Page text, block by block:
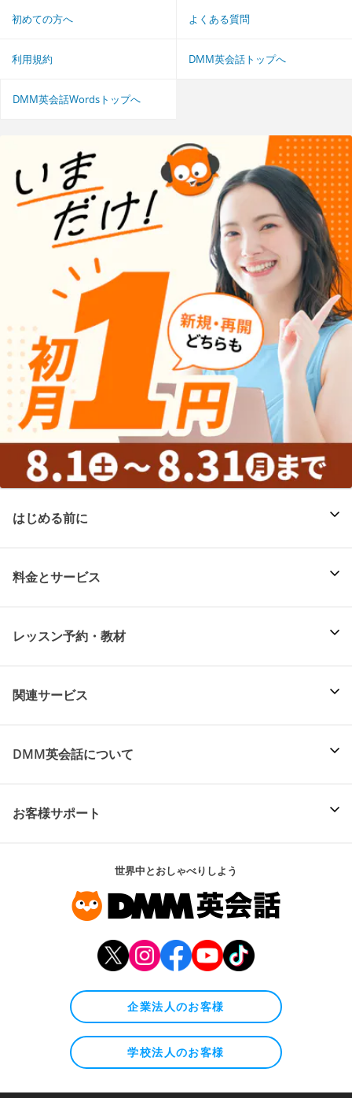
初めての方へ よくある質問
利用規約 DMM英会話トップへ
DMM英会話Wordsトップへ
はじめる前に
料金とサービス
レッスン予約・教材
関連サービス
DMM英会話について
お客様サポート
世界中とおしゃべりしよう
企業法人のお客様
学校法人のお客様